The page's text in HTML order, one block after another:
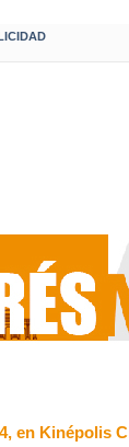
en Kinépolis